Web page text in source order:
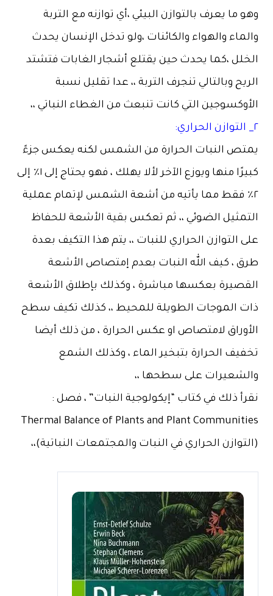
وهو ما يعرف بالتوازن البيئي ،أي توازنه مع التربة
والماء والهواء والكائنات ،ولو تدخل الإنسان يحدث
الخلل ،كما يحدث حين يقتلع أشجار الغابات فتشتد
الريح وبالتالي تنجرف التربة ،، عدا تقليل نسبة
الأوكسوجين التي كانت تنبعث من الغطاء النباتي ،،
٢_ التوازن الحراري:
يمتص النبات الحرارة من الشمس لكنه يعكس جزءً
كبيرًا منها ويوزع الآخر لألا يهلك ، فهو يحتاج إلى ١٪؜ إلى
٢٪؜ فقط مما يأتيه من أشعة الشمس لإتمام عملية
التمثيل الضوئي ،، ثم تعكس بقية الأشعة للحفاظ
على التوازن الحراري للنبات ،، يتم هذا التكيف بعدة
طرق ، كيف الله النبات بعدم إمتصاص الأشعة
القصيرة بعكسها مباشرة ، وكذلك بإطلاق الأشعة
ذات الموجات الطويلة للمحيط ،، كذلك تكيف سطح
الأوراق لامتصاص او عكس الحرارة ، من ذلك أيضا
تخفيف الحرارة بتبخير الماء ، وكذلك الشمع
والشعيرات على سطحها ،،
نقرأ ذلك في كتاب “إيكولوجية النبات” ، فصل :
Thermal Balance of Plants and Plant Communities
(التوازن الحراري في النبات والمجتمعات النباتية)،،